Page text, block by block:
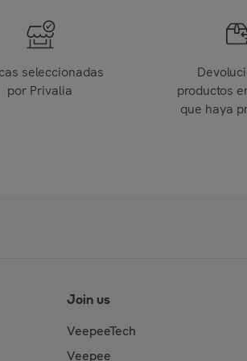
seleccionadas
por Privalia
productos
que haya
Join us
VeepeeTech
Veepee